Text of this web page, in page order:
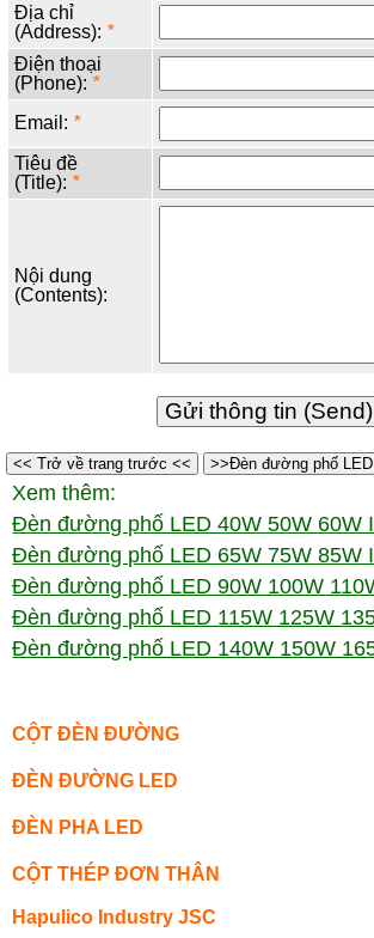
Địa chỉ
(Address): *
Điện thoại
(Phone): *
Email: *
Tiêu đề
(Title): *
Nội dung
(Contents):
<< Trở về trang trước << >>Đèn đường phố
Xem thêm:
Đèn đường phố LED 40W 50W 60W
Đèn đường phố LED 65W 75W 85W
Đèn đường phố LED 90W 100W
Đèn đường phố LED 115W 125W
Đèn đường phố LED 140W 150W
CỘT ĐÈN ĐƯỜNG
ĐÈN ĐƯỜNG LED
ĐÈN PHA LED
CỘT THÉP ĐƠN THÂN
Hapulico Industry JSC